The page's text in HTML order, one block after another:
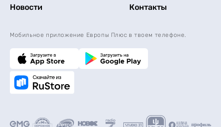
Новости Контакты
Мобильное приложение Европы Плюс в твоем телефоне.